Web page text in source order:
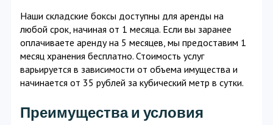
Наши складские боксы доступны для аренды на
любой срок, начиная от 1 месяца. Если вы заранее
оплачиваете аренду на 5 месяцев, мы предоставим 1
месяц хранения бесплатно. Стоимость услуг
варьируется в зависимости от объема имущества и
начинается от 35 рублей за кубический метр в сутки.
Преимущества и условия